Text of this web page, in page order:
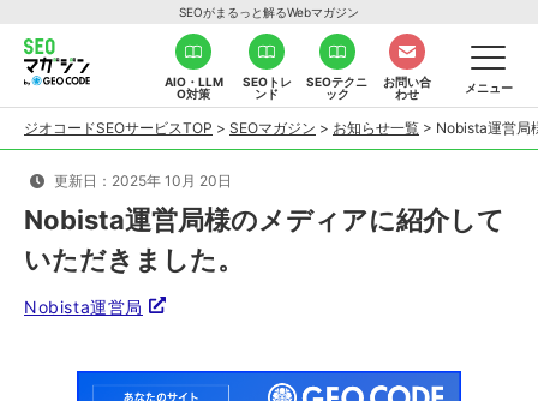
SEOがまるっと解るWebマガジン
AIO・LLM
O対策
SEOトレ
ンド
SEOテクニ
ック
お問い合
わせ
メニュー
ジオコードSEOサービスTOP > SEOマガジン > お知らせ一覧 > Nobista運営局
更新日：2025年 10月 20日
Nobista運営局様のメディアに紹介して
いただきました。
Nobista運営局